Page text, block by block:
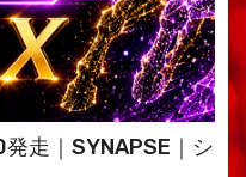
走｜SYNAPSE｜シ